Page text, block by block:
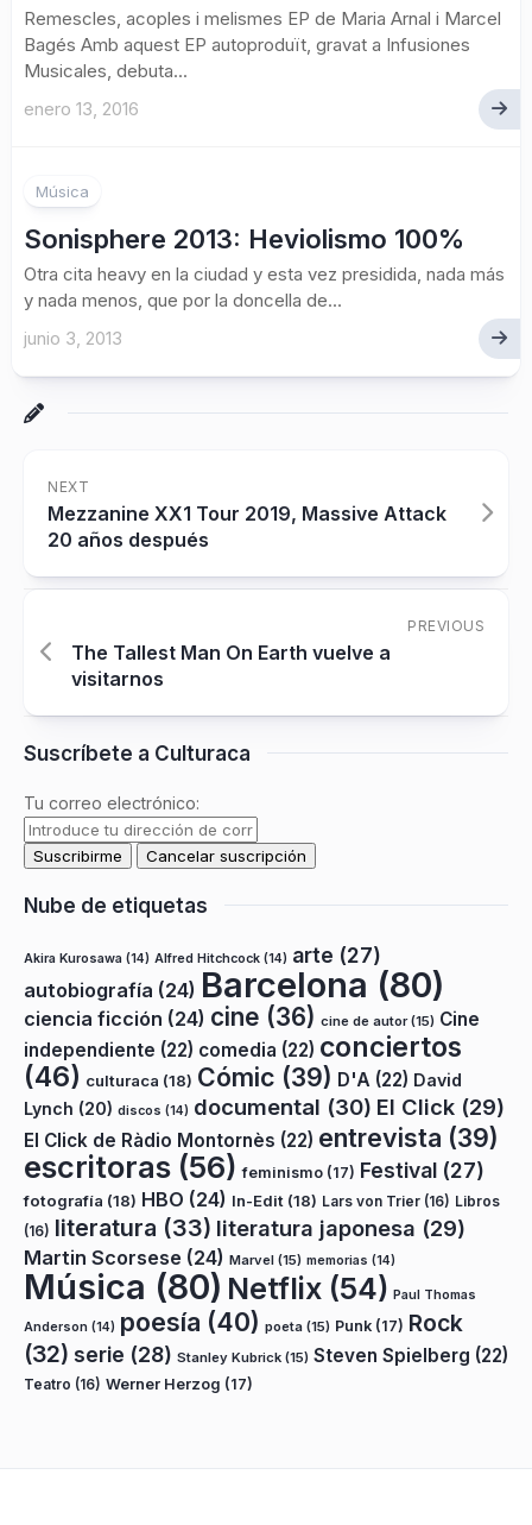
Remescles, acoples i melismes EP de Maria Arnal i Marcel
Bagés Amb aquest EP autoproduït, gravat a Infusiones
Musicales, debuta...
enero 13, 2016
Música
Sonisphere 2013: Heviolismo 100%
Otra cita heavy en la ciudad y esta vez presidida, nada más
y nada menos, que por la doncella de...
junio 3, 2013
NEXT
Mezzanine XX1 Tour 2019, Massive Attack
20 años después
PREVIOUS
The Tallest Man On Earth vuelve a
visitarnos
Suscríbete a Culturaca
Tu correo electrónico:
Nube de etiquetas
Akira Kurosawa (14) Alfred Hitchcock (14) arte (27)
autobiografía (24) Barcelona (80)
ciencia ficción (24) cine (36) cine de autor(15) Cine
independiente (22) comedia (22) conciertos
(46) culturaca (18) Cómic (39) D'A (22) David
Lynch (20) discos (14) documental (30) El Click (29)
El Click de Ràdio Montornès (22) entrevista (39)
escritoras (56) feminismo (17) Festival (27)
fotografía (18) HBO (24) In-Edit (18) Lars von Trier (16) Libros
(16) literatura (33) literatura japonesa (29)
Martin Scorsese (24) Marvel (15) memorias (14)
Música (80) Netflix (54) Paul Thomas
Anderson (14) poesía (40) poeta (15) Punk (17) Rock
(32) serie (28) Stanley Kubrick (15) Steven Spielberg (22)
Teatro (16) Werner Herzog (17)